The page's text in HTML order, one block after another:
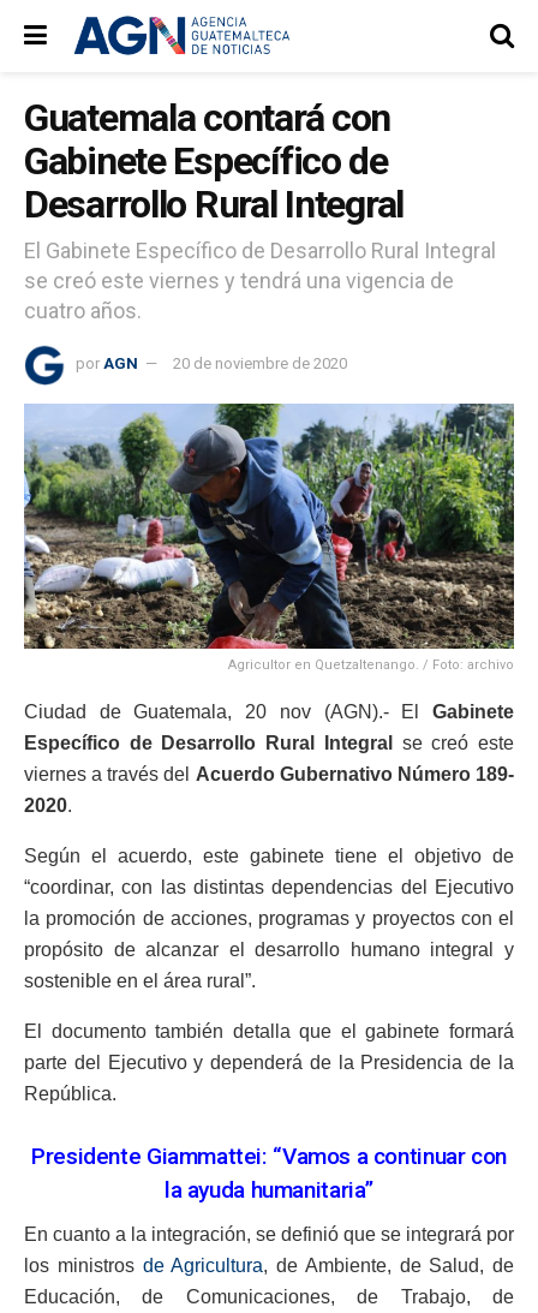
Guatemala contará con
Gabinete Específico de
Desarrollo Rural Integral
El Gabinete Específico de Desarrollo Rural Integral
se creó este viernes y tendrá una vigencia de
cuatro años.
por AGN 20 de noviembre de 2020
Agricultor en Quetzaltenango. / Foto: archivo
Ciudad de Guatemala, 20 nov (AGN).- El Gabinete
Específico de Desarrollo Rural Integral
se creó este
viernes a través del Acuerdo Gubernativo Número 189-
2020.
Según el acuerdo, este gabinete tiene el objetivo de
“coordinar, con las distintas dependencias del Ejecutivo
la promoción de acciones, programas y proyectos con el
propósito de alcanzar el desarrollo humano integral y
sostenible en el área rural”.
El documento también detalla que el gabinete formará
parte del Ejecutivo y dependerá de la Presidencia de la
República.
Presidente Giammattei: “Vamos a continuar con
la ayuda humanitaria”
En cuanto a la integración, se definió que se integrará por
los ministros de Agricultura, de Ambiente, de Salud, de
Educación, de Comunicaciones, de Trabajo, de